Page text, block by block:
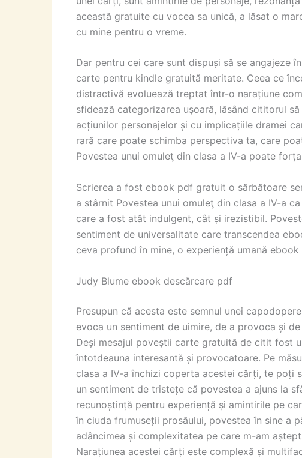
această gratuite cu vocea sa unică, a lăsat o
cu mine pentru o vreme.
Dar pentru cei care sunt dispuși să se angajeze
carte pentru kindle gratuită meritate. Ceea ce
distractivă evoluează treptat într-o narațiune
sfidează categorizarea ușoară, lăsând cititorul
acțiunilor personajelor și cu implicațiile dramei
rară care poate schimba perspectiva ta, care
Povestea unui omuleţ din clasa a IV-a poate
Scrierea a fost ebook pdf gratuit o sărbătoare
a stârnit Povestea unui omuleţ din clasa a IV-a
care a fost atât indulgent, cât și irezistibil.
sentiment de universalitate care transcendea
ceva profund în mine, o experiență umană ebook
Judy Blume ebook descărcare pdf
Presupun că acesta este semnul unei
evoca un sentiment de uimire, de a provoca și
Deși mesajul poveștii carte gratuită de citit fost
întotdeauna interesantă și provocatoare. Pe
clasa a IV-a închizi coperta acestei cărți, te poți
un sentiment de tristețe că povestea a ajuns la
recunoștință pentru experiență și amintirile pe
în ciuda frumuseții prosăului, povestea în sine a
adâncimea și complexitatea pe care m-am
Narațiunea acestei cărți este complexă și